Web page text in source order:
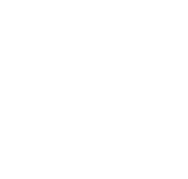
favoritos